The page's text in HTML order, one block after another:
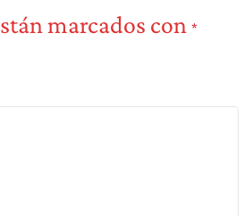
marcados con *